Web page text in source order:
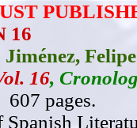
16
Jiménez,
16,
607 pages.
Spanish